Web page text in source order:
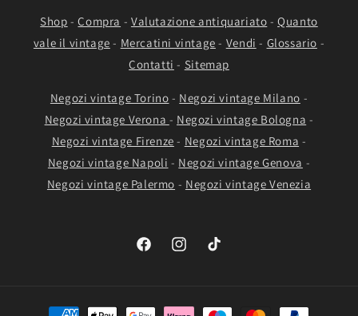
Shop -Compra - Valutazione antiquariato -Quanto
vale il vintage - Mercatini vintage - Vendi - Glossario -
Contatti - Sitemap
Negozi vintage Torino - Negozi vintage Milano -
Negozi vintage Verona - Negozi vintage Bologna -
Negozi vintage Firenze - Negozi vintage Roma -
Negozi vintage Napoli - Negozi vintage Genova -
Negozi vintage Palermo - Negozi vintage Venezia
FacebookInstagramTikTok
Metodi